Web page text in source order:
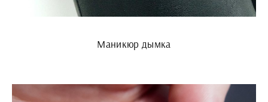
Маникюр дымка